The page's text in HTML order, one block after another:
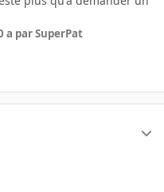
a par SuperPat